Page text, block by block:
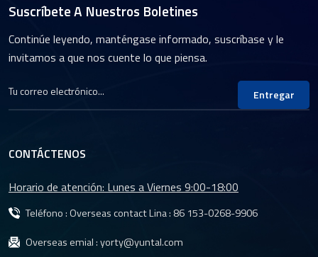
Suscríbete A Nuestros Boletines
Continúe leyendo, manténgase informado, suscríbase y le
invitamos a que nos cuente lo que piensa.
Entregar
CONTÁCTENOS
Horario de atención: Lunes a Viernes 9:00-18:00
Teléfono : Overseas contact Lina : 86 153-0268-9906
Overseas emial :yorty@yuntal.com